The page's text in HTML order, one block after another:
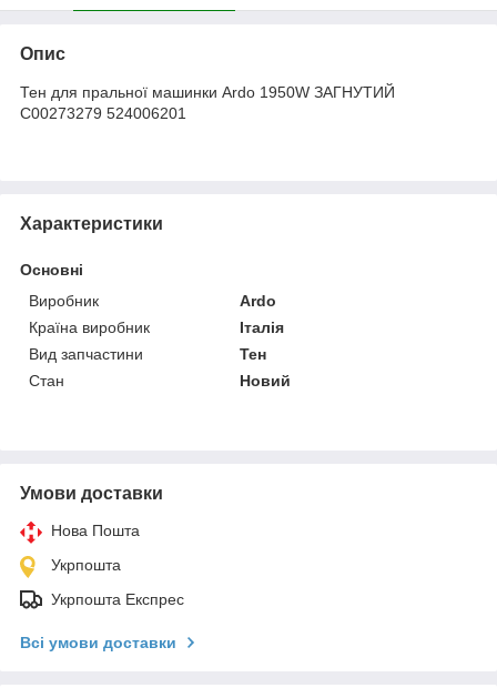
Опис
Тен для пральної машинки Ardo 1950W ЗАГНУТИЙ
C00273279 524006201
Характеристики
Основні
Виробник
Ardo
Країна виробник
Італія
Вид запчастини
Тен
Стан
Новий
Умови доставки
Нова Пошта
Укрпошта
Укрпошта Експрес
Всі умови доставки